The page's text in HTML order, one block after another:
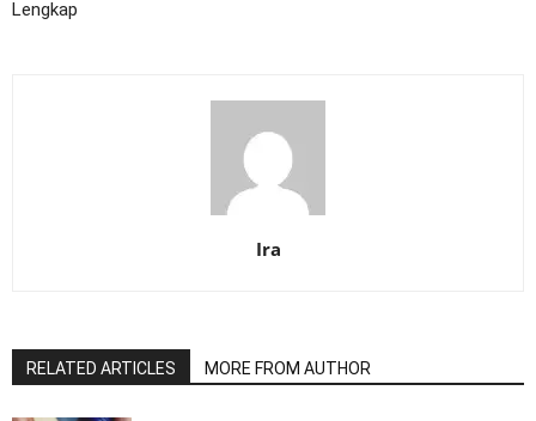
Lengkap
Ira
RELATED ARTICLES MORE FROM AUTHOR